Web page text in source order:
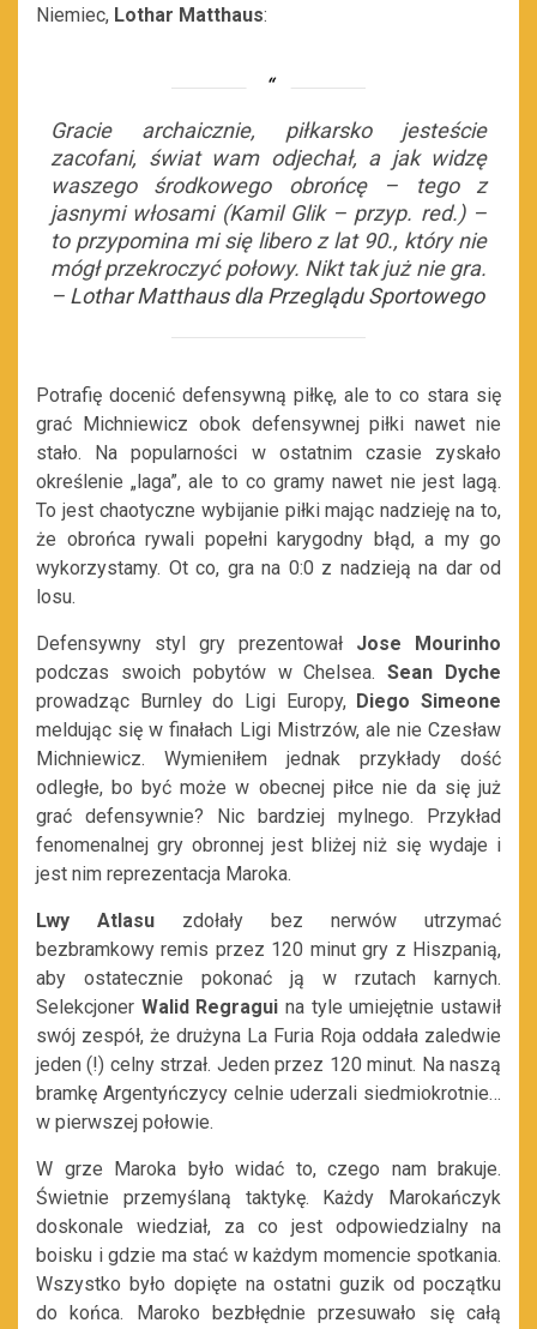
Niemiec, Lothar Matthaus:
Gracie archaicznie, piłkarsko jesteście
zacofani, świat wam odjechał, a jak widzę
waszego środkowego obrońcę – tego z
jasnymi włosami (Kamil Glik – przyp. red.) –
to przypomina mi się libero z lat 90., który nie
mógł przekroczyć połowy. Nikt tak już nie gra.
– Lothar Matthaus dla Przeglądu Sportowego
Potrafię docenić defensywną piłkę, ale to co stara się
grać Michniewicz obok defensywnej piłki nawet nie
stało. Na popularności w ostatnim czasie zyskało
określenie „laga”, ale to co gramy nawet nie jest lagą.
To jest chaotyczne wybijanie piłki mając nadzieję na to,
że obrońca rywali popełni karygodny błąd, a my go
wykorzystamy. Ot co, gra na 0:0 z nadzieją na dar od
losu.
Defensywny styl gry prezentował Jose Mourinho
podczas swoich pobytów w Chelsea.Sean Dyche
prowadząc Burnley do Ligi Europy, Diego Simeone
meldując się w finałach Ligi Mistrzów, ale nie Czesław
Michniewicz. Wymieniłem jednak przykłady dość
odległe, bo być może w obecnej piłce nie da się już
grać defensywnie? Nic bardziej mylnego. Przykład
fenomenalnej gry obronnej jest bliżej niż się wydaje i
jest nim reprezentacja Maroka.
Lwy Atlasu zdołały bez nerwów utrzymać
bezbramkowy remis przez 120 minut gry z Hiszpanią,
aby ostatecznie pokonać ją w rzutach karnych.
Selekcjoner Walid Regragui na tyle umiejętnie ustawił
swój zespół, że drużyna La Furia Roja oddała zaledwie
jeden (!) celny strzał. Jeden przez 120 minut. Na naszą
bramkę Argentyńczycy celnie uderzali siedmiokrotnie…
w pierwszej połowie.
W grze Maroka było widać to, czego nam brakuje.
Świetnie przemyślaną taktykę. Każdy Marokańczyk
doskonale wiedział, za co jest odpowiedzialny na
boisku i gdzie ma stać w każdym momencie spotkania.
Wszystko było dopięte na ostatni guzik od początku
do końca. Maroko bezbłędnie przesuwało się całą